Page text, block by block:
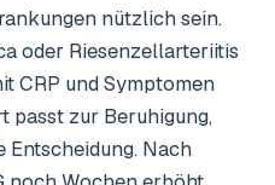
nützlich sein.
oder Riesenzellarteriitis
CRP und Symptomen
passt zur Beruhigung,
Entscheidung. Nach